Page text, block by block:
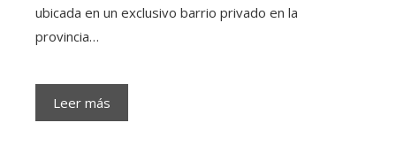
ubicada en un exclusivo barrio privado en la
provincia…
Leer más